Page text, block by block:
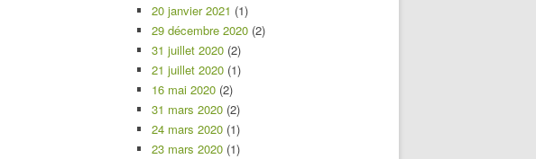
20 janvier 2021 (1)
29 décembre 2020 (2)
31 juillet 2020 (2)
21 juillet 2020 (1)
16 mai 2020 (2)
31 mars 2020 (2)
24 mars 2020 (1)
23 mars 2020 (1)